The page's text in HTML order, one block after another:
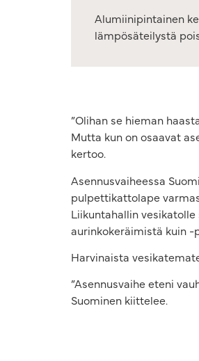
Alumiinipintainen
lämpösäteilystä
”Olihan se hieman
Mutta kun on osaavat
kertoo.
Asennusvaiheessa
pulpettikattolape
Liikuntahallin
aurinkokeräimistä kuin -
Harvinaista
”Asennusvaihe eteni
Suominen kiittelee.